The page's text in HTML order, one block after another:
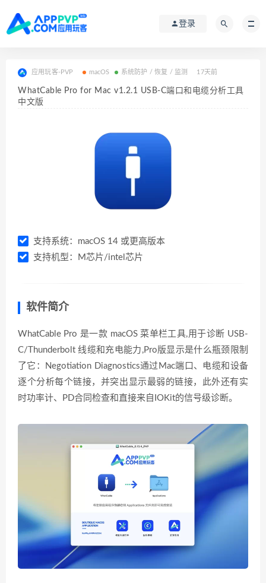
登录
应用玩客-PVP macOS 系统防护 / 恢复 / 监测 17天前
WhatCable Pro for Mac v1.2.1 USB-C端口和电缆分析工具
中文版
支持系统：macOS 14 或更高版本
支持机型：M芯片/intel芯片
软件简介
WhatCable Pro 是一款 macOS 菜单栏工具,用于诊断 USB-
C/Thunderbolt 线缆和充电能力,Pro版显示是什么瓶颈限制
了它：Negotiation Diagnostics通过Mac端口、电缆和设备
逐个分析每个链接，并突出显示最弱的链接，此外还有实
时功率计、PD合同检查和直接来自IOKit的信号级诊断。